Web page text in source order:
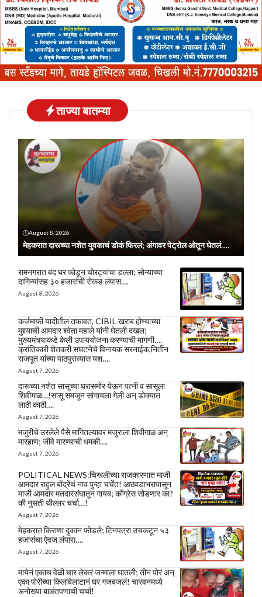
ताज्या बातम्या
August 8, 2026
मेहकरात दारूच्या नशेत युवकाचं डोकं फिरलं; अंगावर पेट्रोल ओतून घेतलं….
रामनगरात बंद घर फोडून चोरट्यांचा डल्ला; सोन्याच्या
दागिन्यांसह ३० हजारांची रोकड लंपास….
August 8, 2026
कर्जमाफी यादीतील तफावत, CIBIL खराब होण्याच्या
मुद्द्याची आमदार श्वेता महाले यांनी घेतली दखल;
मुख्यमंत्र्याकडे केली उपाययोजना करण्याची मागणी….
क्रांतिकारी शेतकरी संघटनेचे विनायक सरनाईक,नितीन
राजपूत यांच्या पाठपुराव्यास यश….
August 7, 2026
दारूच्या नशेत सासूच्या घरासमोर येऊन पत्नी व सासूला
शिवीगाळ…!सासू समजून सांगायला गेली अन् डोक्यात
लाठी काठी….
August 7, 2026
मजुरीचे उरलेले पैसे मागितल्यावर मजुराला शिवीगाळ अन्
मारहाण; जीवे मारण्याची धमकी….
August 7, 2026
POLITICAL NEWS:चिखलीच्या राजकारणात माजी
आमदार राहुल बोंद्रेंचं नाव पुन्हा चर्चेत! आठवडाभरापासून
माजी आमदार मतदारसंघातून गायब; काँग्रेस सोडणार का?
की नुसती थील्लर चर्चा…!
August 7, 2026
मेहकरात किराणा दुकान फोडले; टिनपत्रा उचकटून ५३
हजारांचा ऐवज लंपास….
August 7, 2026
मायेनं एकाच वेळी चार लेकरं जन्माला घातली; तीन पोरं अन्
एका पोरीच्या किलबिलाटानं घर गजबजलं! चारवनमध्ये
अनोख्या बाळंतपणाची चर्चा!